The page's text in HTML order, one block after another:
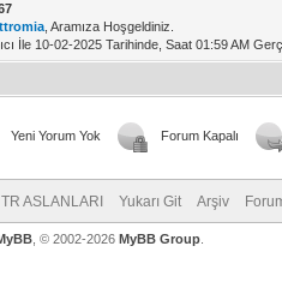
, Aramıza Hoşgeldiniz.
İle 10-02-2025 Tarihinde, Saat 01:59 AM
Yeni Yorum Yok Forum Kapalı
TR ASLANLARI Yukarı Git Arşiv
, © 2002-2026 MyBB Group